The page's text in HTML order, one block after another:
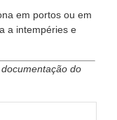
em portos ou em
a intempéries e
do